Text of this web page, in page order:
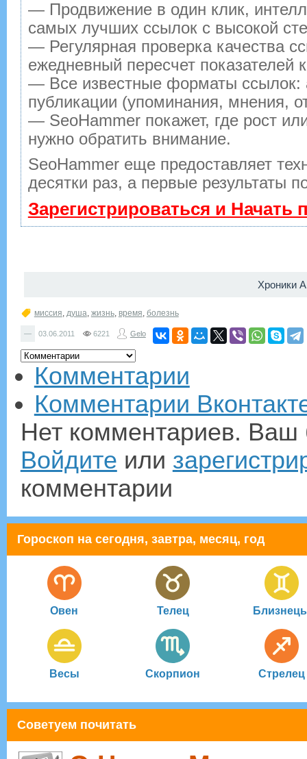
— Продвижение в один клик,
самых лучших ссылок с высокой
— Регулярная проверка качества
ежедневный пересчет показателей
— Все известные форматы ссылок:
публикации (упоминания, мнения,
— SeoHammer покажет, где рост
нужно обратить внимание.
SeoHammer еще предоставляет
десятки раз, а первые результаты
Зарегистрироваться и Начать
Хроники
миссия, душа, жизнь, время, болезнь
— 03.06.2011 6221 Gelo
Комментарии
Комментарии
Нет комментариев. Ваш
Войдите или
комментарии
Гороскоп на сегодня, завтра, месяц, год
Овен Телец
Весы Скорпион Стрелец
Советуем почитать